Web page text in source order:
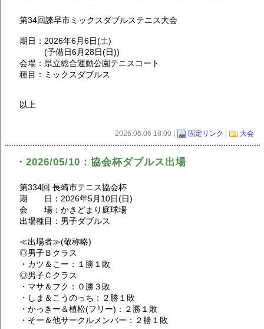
第34回諫早市ミックスダブルステニス大会
期日：2026年6月6日(土)
(予備日6月28日(日))
会場：県立総合運動公園テニスコート
種目：ミックスダブルス
以上
2026.06.06 18:00 | 固定リンク | 大会
・2026/05/10：協会杯ダブルス出場
第334回 長崎市テニス協会杯
期 日：2026年5月10日(日)
会 場：かきどまり庭球場
出場種目：男子ダブルス
≪出場者≫(敬称略)
◎男子Ｂクラス
・カツ＆こー：１勝１敗
◎男子Ｃクラス
・マサ＆フク：０勝３敗
・しま＆こうのっち：２勝１敗
・かっきー＆植松(フリー)：２勝１敗
・そー＆他サークルメンバー：２勝１敗